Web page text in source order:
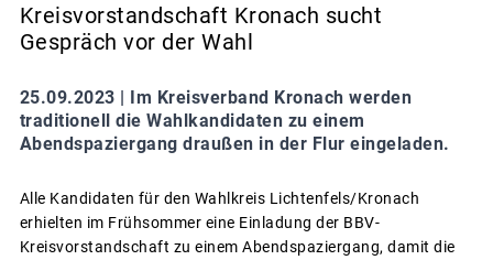
Kreisvorstandschaft Kronach sucht
Gespräch vor der Wahl
25.09.2023 | Im Kreisverband Kronach werden
traditionell die Wahlkandidaten zu einem
Abendspaziergang draußen in der Flur eingeladen.
Alle Kandidaten für den Wahlkreis Lichtenfels/Kronach
erhielten im Frühsommer eine Einladung der BBV-
Kreisvorstandschaft zu einem Abendspaziergang, damit die